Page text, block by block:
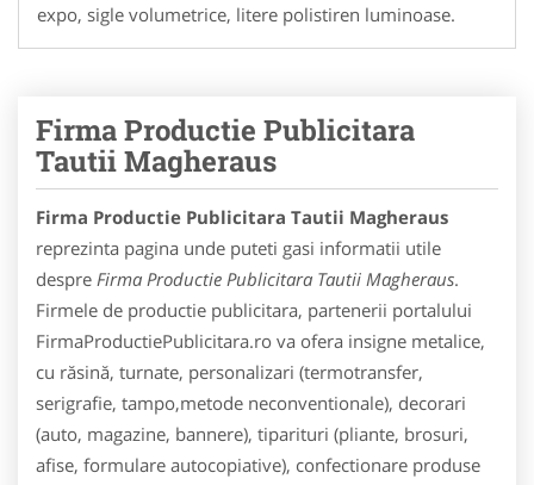
expo, sigle volumetrice, litere polistiren luminoase.
Firma Productie Publicitara
Tautii Magheraus
Firma Productie Publicitara Tautii Magheraus
reprezinta pagina unde puteti gasi informatii utile
despre Firma Productie Publicitara Tautii Magheraus.
Firmele de productie publicitara, partenerii portalului
FirmaProductiePublicitara.ro va ofera insigne metalice,
cu răsină, turnate, personalizari (termotransfer,
serigrafie, tampo,metode neconventionale), decorari
(auto, magazine, bannere), tiparituri (pliante, brosuri,
afise, formulare autocopiative), confectionare produse